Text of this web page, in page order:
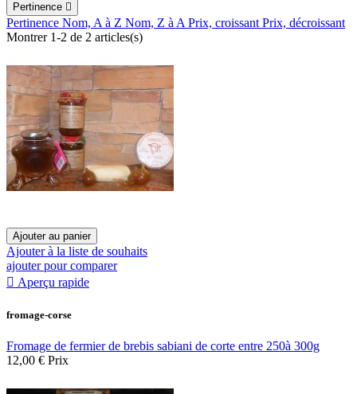
Pertinence 
Pertinence Nom, A à Z Nom, Z à A Prix, croissant Prix, décroissant
Montrer 1-2 de 2 articles(s)
Ajouter au panier
Ajouter à la liste de souhaits
ajouter pour comparer
 Aperçu rapide
fromage-corse
Fromage de fermier de brebis sabiani de corte entre 250à 300g
12,00 € Prix